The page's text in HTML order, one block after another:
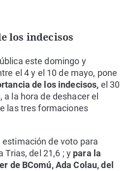
los indecisos
este domingo y
el 4 y el 10 de mayo, pone
de los indecisos, el 30
a la hora de deshacer el
las tres formaciones
de voto para
Trias, del 21,6 ; y para la
de BComú, Ada Colau, del